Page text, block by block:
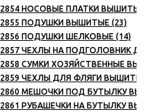
2854 НОСОВЫЕ ПЛАТКИ ВЫШИТЫЕ (14)
2855 ПОДУШКИ ВЫШИТЫЕ (23)
2856 ПОДУШКИ ШЕЛКОВЫЕ (14)
2857 ЧЕХЛЫ НА ПОДГОЛОВНИК ДЛЯ
2858 СУМКИ ХОЗЯЙСТВЕННЫЕ
2859 ЧЕХЛЫ ДЛЯ ФЛЯГИ ВЫШИТЫЕ (14)
2860 МЕШОЧКИ ПОД БУТЫЛКУ
2861 РУБАШЕЧКИ НА БУТЫЛКУ